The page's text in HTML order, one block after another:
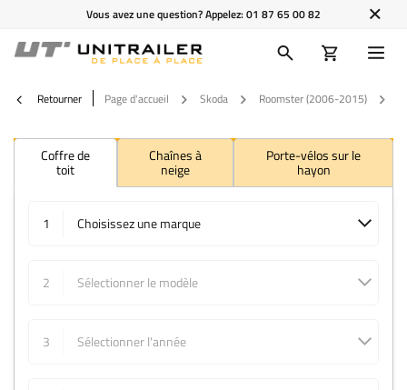
Vous avez une question? Appelez:01 87 65 00 82
Retourner Page d'accueil Skoda Roomster (2006-2015)
Coffre de
toit
Chaînes à
neige
Porte-vélos sur le
hayon
1 Choisissez une marque
2 Sélectionner le modèle
3 Sélectionner l'année